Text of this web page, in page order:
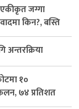
एकीकृत जग्गा
किन?, बस्ति
हुने
अन्तरक्रिया
१०
७४ प्रतिशत